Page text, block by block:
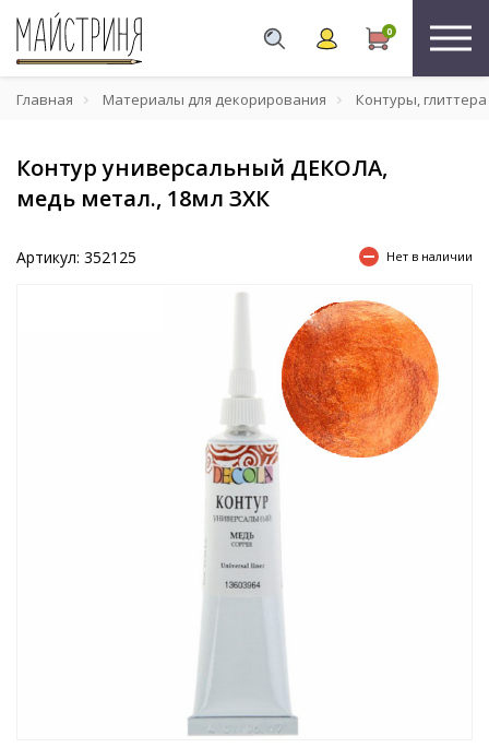
0
Главная Материалы для декорирования Контуры, глиттера
Контур универсальный ДЕКОЛА,
медь метал., 18мл ЗХК
Артикул: 352125 Нет в наличии